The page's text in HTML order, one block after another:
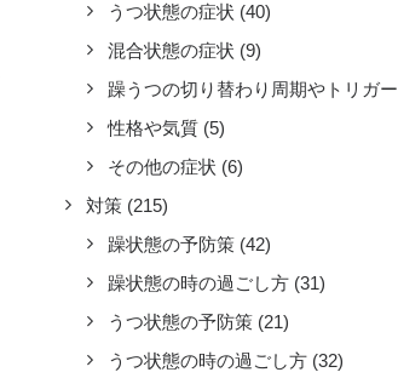
家族がいた方が良いとは思うけれど
コラムやエッセイ, 医者・診察・治療
薬を飲むのをたまに忘れるようなので、
服薬を管理してくれる家族がいた方がよ
うつ状態の症状 (40)
混合状態の症状 (9)
躁うつの切り替わり周期やトリガー
性格や気質 (5)
その他の症状 (6)
対策 (215)
躁状態の予防策 (42)
躁状態の時の過ごし方 (31)
うつ状態の予防策 (21)
うつ状態の時の過ごし方 (32)